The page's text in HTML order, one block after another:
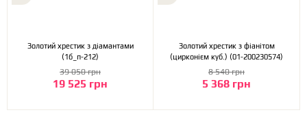
Золотий хрестик з діамантами
(1б_п-212)
19 525 грн
39 050 грн
Золотий хрестик з фіанітом
(цирконієм куб.) (01-200230574)
5 368 грн
8 540 грн